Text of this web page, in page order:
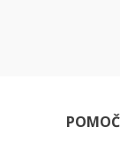
POMOČ